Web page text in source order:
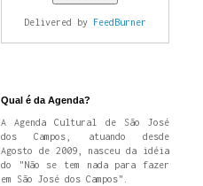
Delivered by FeedBurner
Qual é da Agenda?
A Agenda Cultural de São José
dos Campos, atuando desde
Agosto de 2009, nasceu da idéia
do "Não se tem nada para fazer
em São José dos Campos".